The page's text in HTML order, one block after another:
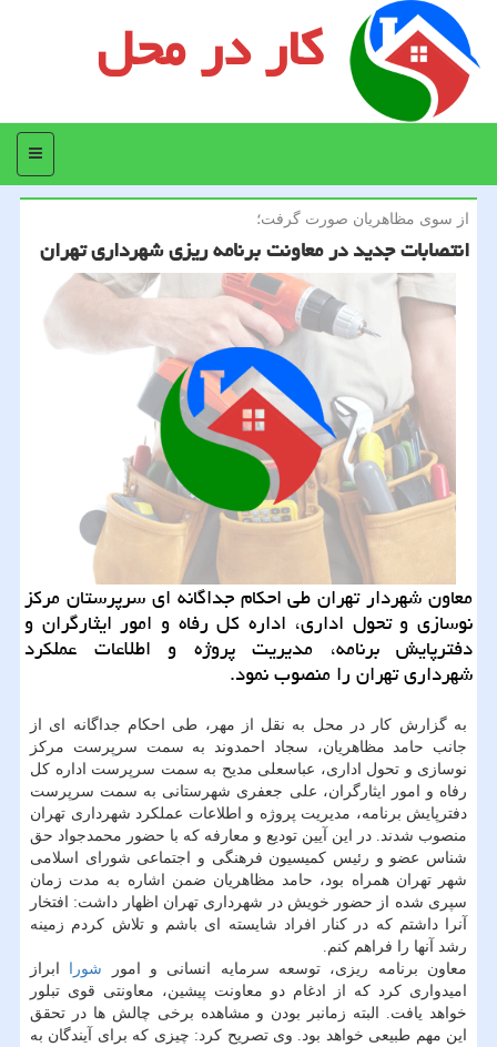
کار در محل
منو
از سوی مظاهریان صورت گرفت؛
انتصابات جدید در معاونت برنامه ریزی شهرداری تهران
معاون شهردار تهران طی احکام جداگانه ای سرپرستان مرکز
نوسازی و تحول اداری، اداره کل رفاه و امور ایثارگران و
دفترپایش برنامه، مدیریت پروژه و اطلاعات عملکرد
شهرداری تهران را منصوب نمود.
به گزارش کار در محل به نقل از مهر، طی احکام جداگانه ای از
جانب حامد مظاهریان، سجاد احمدوند به سمت سرپرست مرکز
نوسازی و تحول اداری، عباسعلی مدیح به سمت سرپرست اداره کل
رفاه و امور ایثارگران، علی جعفری شهرستانی به سمت سرپرست
دفترپایش برنامه، مدیریت پروژه و اطلاعات عملکرد شهرداری تهران
منصوب شدند. در این آیین تودیع و معارفه که با حضور محمدجواد حق
شناس عضو و رئیس کمیسیون فرهنگی و اجتماعی شورای اسلامی
شهر تهران همراه بود، حامد مظاهریان ضمن اشاره به مدت زمان
سپری شده از حضور خویش در شهرداری تهران اظهار داشت: افتخار
آنرا داشتم که در کنار افراد شایسته ای باشم و تلاش کردم زمینه
رشد آنها را فراهم کنم.
معاون برنامه ریزی، توسعه سرمایه انسانی و امور شورا ابراز
امیدواری کرد که از ادغام دو معاونت پیشین، معاونتی قوی تبلور
خواهد یافت. البته زمانبر بودن و مشاهده برخی چالش ها در تحقق
این مهم طبیعی خواهد بود. وی تصریح کرد: چیزی که برای آیندگان به